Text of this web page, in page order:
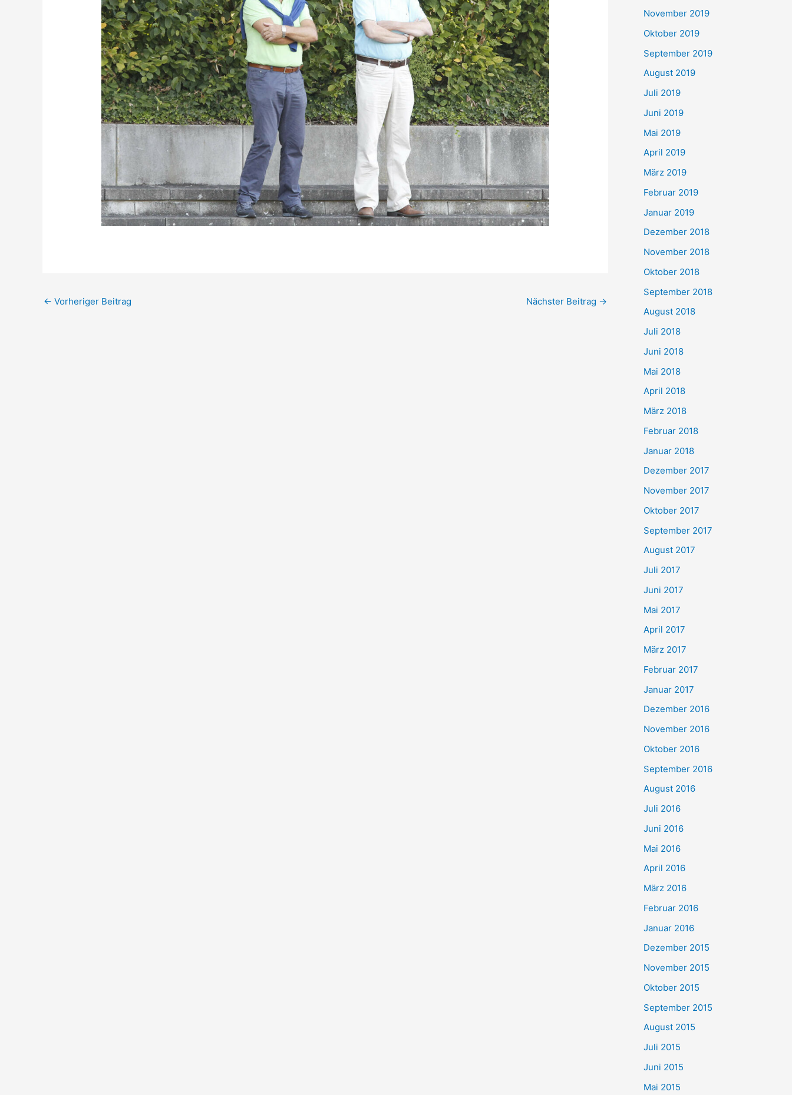
← Vorheriger Beitrag Nächster Beitrag →
November 2019
Oktober 2019
September 2019
August 2019
Juli 2019
Juni 2019
Mai 2019
April 2019
März 2019
Februar 2019
Januar 2019
Dezember 2018
November 2018
Oktober 2018
September 2018
August 2018
Juli 2018
Juni 2018
Mai 2018
April 2018
März 2018
Februar 2018
Januar 2018
Dezember 2017
November 2017
Oktober 2017
September 2017
August 2017
Juli 2017
Juni 2017
Mai 2017
April 2017
März 2017
Februar 2017
Januar 2017
Dezember 2016
November 2016
Oktober 2016
September 2016
August 2016
Juli 2016
Juni 2016
Mai 2016
April 2016
März 2016
Februar 2016
Januar 2016
Dezember 2015
November 2015
Oktober 2015
September 2015
August 2015
Juli 2015
Juni 2015
Mai 2015